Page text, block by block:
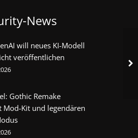
News
will neues KI-Modell
veröffentlichen
Gothic Remake
Mod-Kit und legendären